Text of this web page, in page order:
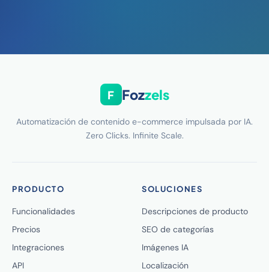
F Fozzels
Automatización de contenido e-commerce impulsada por IA.
Zero Clicks. Infinite Scale.
PRODUCTO
Funcionalidades
Precios
Integraciones
API
SOLUCIONES
Descripciones de producto
SEO de categorías
Imágenes IA
Localización